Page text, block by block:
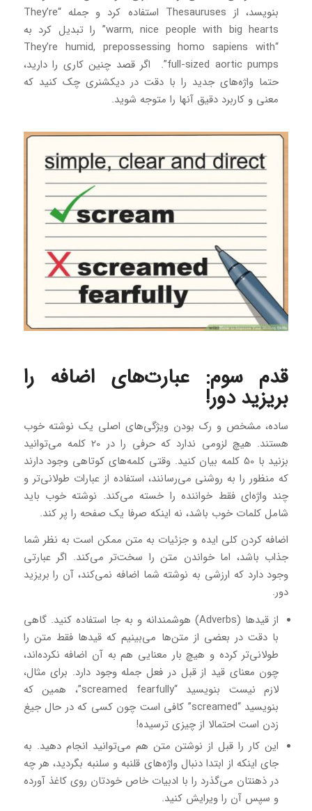
بنویسد، از Thesauruses استفاده کرد و جمله “They’re
warm, nice people with big hearts” را تبدیل کرد به
“They’re humid, prepossessing homo sapiens with
full-sized aortic pumps”. اگر قصد چنین کاری را دارید،
حتما واژه‌های جدید را با دقت در دیکشنری چک کنید که
معنی و کاربرد دقیق آنها را متوجه شوید.
قدم سوم: عبارت‌های اضافه را
بریزید دور!
ساده، مشخص و رک بودن ویژگی‌های اصلی یک نوشته خوب
هستند. هیچ لزومی ندارد که حرفی را در 20 کلمه می‌توانید
بزنید با 50 کلمه بیان کنید. وقتی کلمه‌های کوتاهی وجود دارند
که منظور را به روشنی می‌رسانند، استفاده از عبارات طولانی‌تر و
چند واژه‌ای فقط خواننده را خسته می‌کند. نوشته خوب باید
شامل کلمات خوب باشد، نه اینکه صرفا یک صفحه را پر کند.
اضافه کردن کلی ایده و جزئیات به متن ممکن است به نظر شما
جذاب باشد، اما خواندن متن را سخت‌تر می‌کند. اگر عبارتی
وجود دارد که ارزشی به نوشته شما اضافه نمی‌کند، آن را بریزید
دور.
از قیدها (Adverbs) هوشمندانه و به جا استفاده کنید. گاهی
با دقت در بعضی از متن‌ها می‌بینیم که قیدها فقط متن را
طولانی‌تر کرده‌ و هیچ بار معنایی هم به آن اضافه نکرده‌اند،
چون معنای قید از قبل در فعل جمله وجود دارد. برای مثال،
لازم نیست بنویسید “screamed fearfully”، همین که
بنویسید “screamed” کافی است چون کسی که در حال جیغ
زدن است احتمالا از چیزی ترسیده!
این کار را قبل از نوشتن متن هم می‌توانید انجام دهید. به
جای اینکه از ابتدا دنبال واژه‌های قلنبه و سلنبه بگردید، هر چه
در ذهنتان می‌گذرد را با ادبیات خاص خودتان روی کاغذ آورده
و سپس آن را ویرایش کنید.